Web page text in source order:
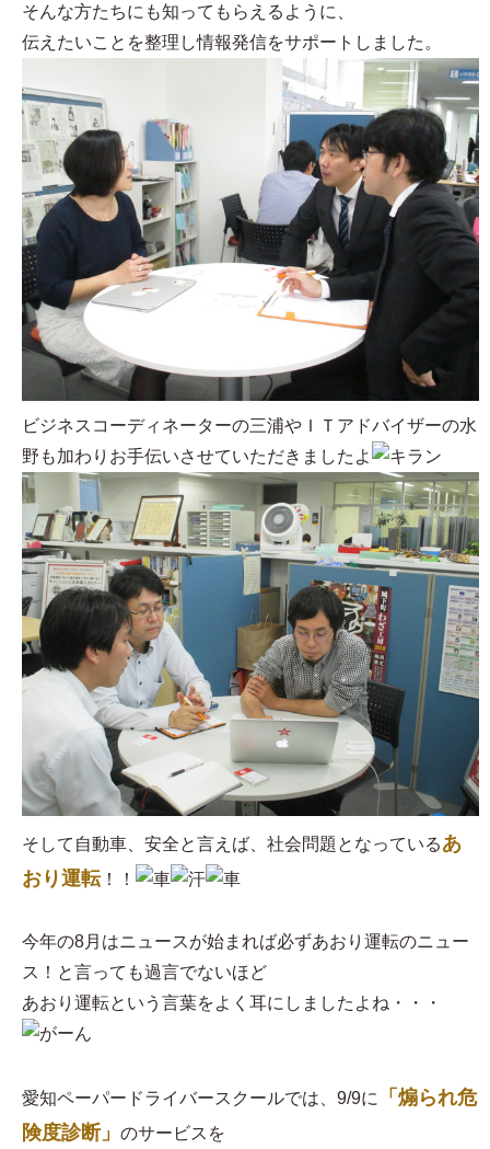
そんな方たちにも知ってもらえるように、
伝えたいことを整理し情報発信をサポートしました。
ビジネスコーディネーターの三浦やＩＴアドバイザーの水
野も加わりお手伝いさせていただきましたよ
そして自動車、安全と言えば、社会問題となっているあ
おり運転！！
今年の8月はニュースが始まれば必ずあおり運転のニュー
ス！と言っても過言でないほど
あおり運転という言葉をよく耳にしましたよね・・・
愛知ペーパードライバースクールでは、9/9に
「煽られ危
険度診断」 のサービスを